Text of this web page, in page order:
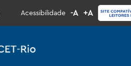
Acessibilidade -A +A